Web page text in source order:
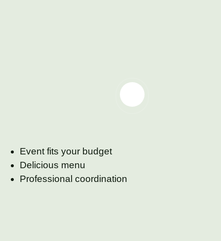
Event fits your budget
Delicious menu
Professional coordination